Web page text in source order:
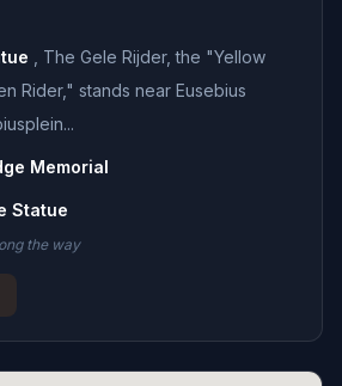
The Gele Rijder, the "Yellow
Rider," stands near Eusebius
Memorial
Statue
the way